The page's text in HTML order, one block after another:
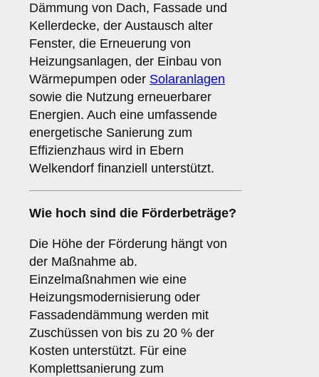
Dämmung von Dach, Fassade und
Kellerdecke, der Austausch alter
Fenster, die Erneuerung von
Heizungsanlagen, der Einbau von
Wärmepumpen oder Solaranlagen
sowie die Nutzung erneuerbarer
Energien. Auch eine umfassende
energetische Sanierung zum
Effizienzhaus wird in Ebern
Welkendorf finanziell unterstützt.
Wie hoch sind die Förderbeträge?
Die Höhe der Förderung hängt von
der Maßnahme ab.
Einzelmaßnahmen wie eine
Heizungsmodernisierung oder
Fassadendämmung werden mit
Zuschüssen von bis zu 20 % der
Kosten unterstützt. Für eine
Komplettsanierung zum